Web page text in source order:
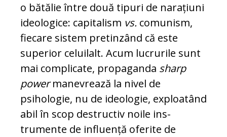
o bătălie între două tipuri de narațiuni
ideo­logice: capitalism vs. comunism,
fiecare sistem pretinzând că este
superior celui­lalt. Acum lucrurile sunt
mai complicate, pro­paganda sharp
powermanevrează la nivel de
psihologie, nu de ideologie, ex­ploatând
abil în scop destructiv noile ins­
trumente de influență oferite de